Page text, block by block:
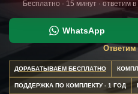
Бесплатно · 15 минут · ответим
WhatsApp
Ответим
ДОРАБАТЫВАЕМ БЕСПЛАТНО
ПОДДЕРЖКА ПО КОМПЛЕКТУ - 1 ГОД